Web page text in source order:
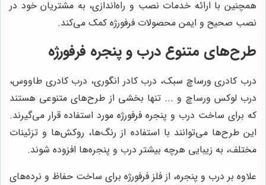
همچنین با ارائه خدمات نصب و راه‌اندازی، به مشتریان خود در
نصب صحیح و ایمن محصولات فرفورژه کمک می‌کند.
طرح‌های متنوع درب و پنجره فرفورژه
درب کادری ورساچ سبک، درب کادر انگوری، درب کادری طاووس،
درب لوکس ورساچ و ... تنها بخشی از طرح‌های متنوعی هستند
که برای ساخت درب و پنجره فرفورژه مورد استفاده قرار می‌گیرند.
این طرح‌ها می‌توانند با استفاده از رنگ‌ها، روکش‌ها و تزئینات
مختلف، به زیبایی هرچه بیشتر درب و پنجره‌ها افزوده شوند.
علاوه بر درب و پنجره، از فلز فرفورژه برای ساخت حفاظ و نرده‌های